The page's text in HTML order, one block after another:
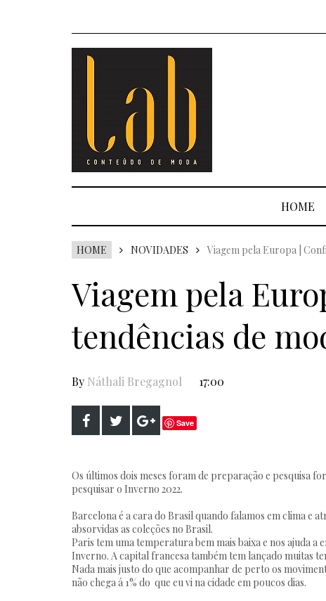
HOME
HOME NOVIDADES Viagem pela Europa |
Viagem pela
tendências de
By Náthali Bregagnol 17:00
Save
Os últimos dois meses foram de preparação e pesquisa
pesquisar o Inverno 2022.
Barcelona é a cara do Brasil quando falamos em clima e
absorvidas as coleções no Brasil.
Paris tem uma temperatura bem mais baixa e nos ajuda
Inverno. A capital francesa também tem lançado muitas
Nada mais justo do que acompanhar de perto os
não chega á 1% do que eu vi na cidade em poucos dias.